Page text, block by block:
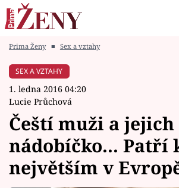
Módní alarm
Témata
Celebrity
Prima Ženy ■ Sex a vztahy
SEX A VZTAHY
1. ledna 2016 04:20
Lucie Průchová
Čeští muži a jejich
nádobíčko... Patří
největším v